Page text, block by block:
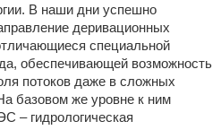
В наши дни успешно
деривационных
специальной
обеспечивающей возможность
потоков даже в сложных
базовом же уровне к ним
– гидрологическая